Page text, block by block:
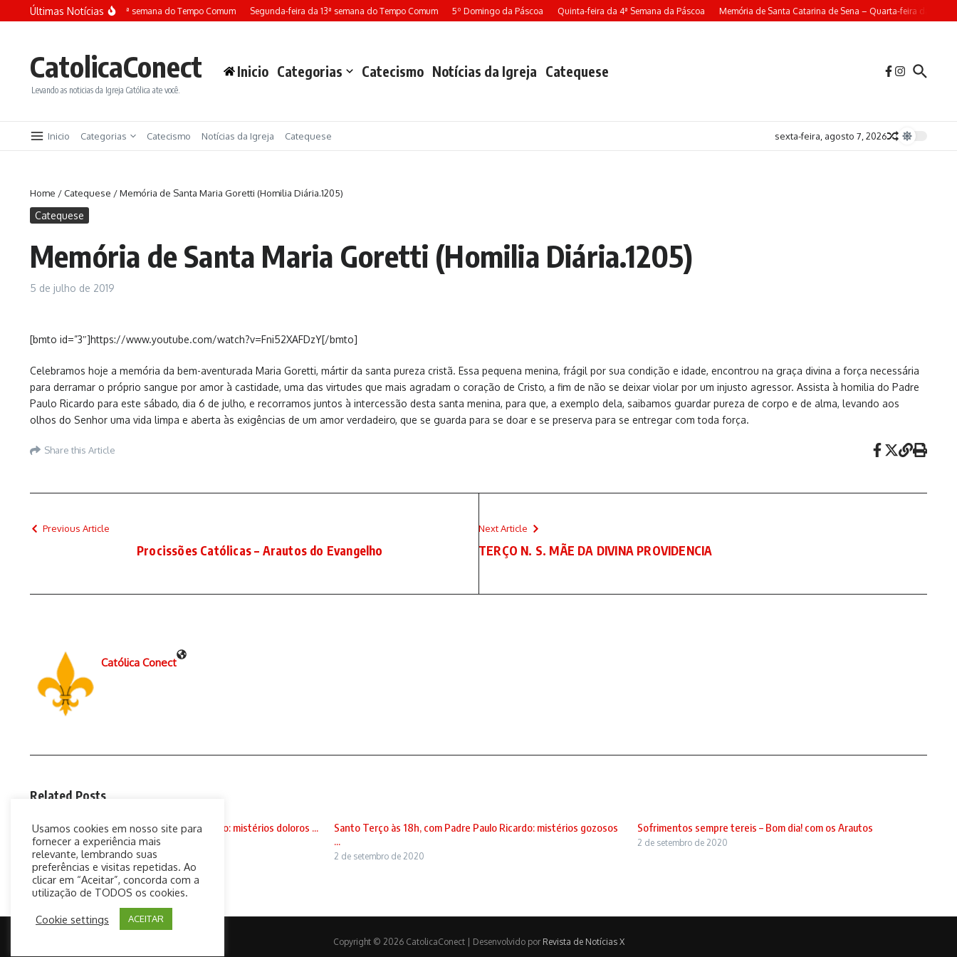
Ir para o conteúdo
Últimas Notícias
Terça-feira da 13ª semana do Tempo Comum Segunda-feira da 13ª semana do Tempo Comum 5º Domingo da Páscoa Quinta-feira da 4ª Semana da Páscoa Memória de Santa Catarina de Sena – Quarta-feira da 4ª
CatolicaConect
Levando as noticias da Igreja Católica ate você.
Inicio Categorias Catecismo Notícias da Igreja Catequese
Inicio Categorias Catecismo Notícias da Igreja Catequese sexta-feira, agosto 7, 2026
Home /Catequese /Memória de Santa Maria Goretti (Homilia Diária.1205)
Catequese
Memória de Santa Maria Goretti (Homilia Diária.1205)
5 de julho de 2019
[bmto id=”3″]https://www.youtube.com/watch?v=Fni52XAFDzY[/bmto]
Celebramos hoje a memória da bem-aventurada Maria Goretti, mártir da santa pureza cristã. Essa pequena menina, frágil por sua condição e idade, encontrou na graça divina a força necessária
para derramar o próprio sangue por amor à castidade, uma das virtudes que mais agradam o coração de Cristo, a fim de não se deixar violar por um injusto agressor. Assista à homilia do Padre
Paulo Ricardo para este sábado, dia 6 de julho, e recorramos juntos à intercessão desta santa menina, para que, a exemplo dela, saibamos guardar pureza de corpo e de alma, levando aos
olhos do Senhor uma vida limpa e aberta às exigências de um amor verdadeiro, que se guarda para se doar e se preserva para se entregar com toda força.
Share this Article
Previous Article
Procissões Católicas – Arautos do Evangelho
Next Article
TERÇO N. S. MÃE DA DIVINA PROVIDENCIA
Católica Conect
Related Posts
Santo Terço às 18h, com Padre Paulo Ricardo: mistérios doloros ...
2 de setembro de 2020
Santo Terço às 18h, com Padre Paulo Ricardo: mistérios gozosos
...
2 de setembro de 2020
Sofrimentos sempre tereis – Bom dia! com os Arautos
2 de setembro de 2020
Copyright © 2026 CatolicaConect | Desenvolvido por Revista de Notícias X
Usamos cookies em nosso site para
fornecer a experiência mais
relevante, lembrando suas
preferências e visitas repetidas. Ao
clicar em “Aceitar”, concorda com a
utilização de TODOS os cookies.
Cookie settings ACEITAR